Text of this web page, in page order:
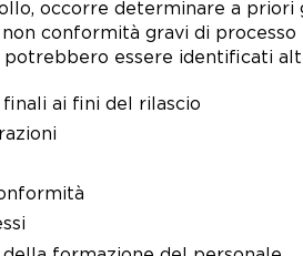
occorre determinare a
conformità gravi di
essere identificati
ai fini del rilascio